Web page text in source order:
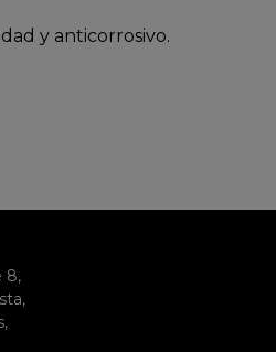
y anticorrosivo.
8,